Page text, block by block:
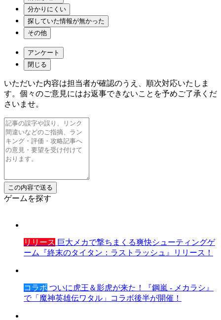
分かりにくい
探していた情報が無かった
その他
アンケート
閉じる
いただいた内容は担当者が確認のうえ、順次対応いたしま
す。個々のご意見にはお返事できないことを予めご了承くだ
さいませ。
ゲームを探す
リリース 巨大メカで撃ちまくる爽快シューティングゲ
ーム『終末のタイタン：ラストラッシュ』リリース！
コラボ ついに虎王＆影虎が来た！『鋼嵐 - メカラシ』
で「魔神英雄伝ワタル」コラボ後半が開催！